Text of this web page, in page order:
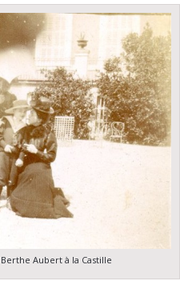
Aubert à la Castille